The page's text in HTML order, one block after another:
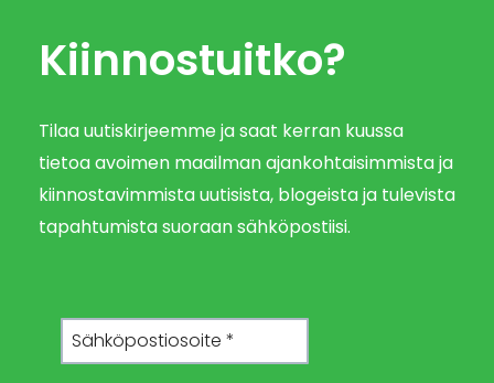
Kiinnostuitko?
Tilaa uutiskirjeemme ja saat kerran kuussa
tietoa avoimen maailman ajankohtaisimmista ja
kiinnostavimmista uutisista, blogeista ja tulevista
tapahtumista suoraan sähköpostiisi.